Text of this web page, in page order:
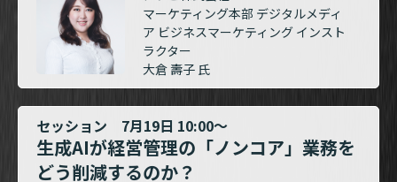
マーケティング本部 デジタルメディ
ア ビジネスマーケティング インスト
ラクター
大倉 壽子 氏
セッション 7月19日 10:00～
生成AIが経営管理の「ノンコア」業務を
どう削減するのか？